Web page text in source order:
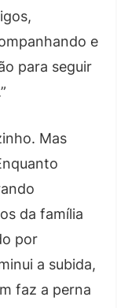
e
para seguir
Mas
da família
por
a subida,
faz a perna